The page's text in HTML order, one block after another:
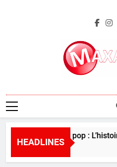
HEADLINES
Perles de la pop :
4 Days Ago